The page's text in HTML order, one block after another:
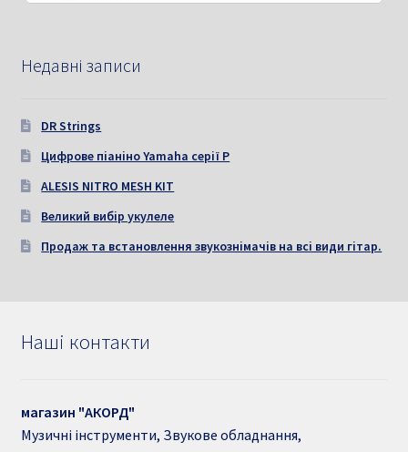
Недавні записи
DR Strings
Цифрове піаніно Yamaha серії P
ALESIS NITRO MESH KIT
Великий вибір укулеле
Продаж та встановлення звукознімачів на всі види гітар.
Наші контакти
магазин "АКОРД"
Музичні інструменти, Звукове обладнання,